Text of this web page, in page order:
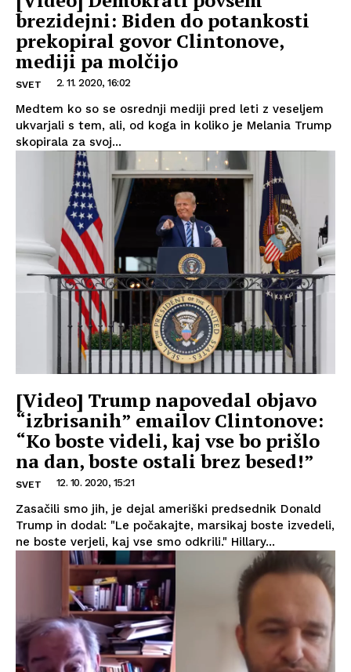
brezidejni: Biden do potankosti
prekopiral govor Clintonove,
mediji pa molčijo
SVET 2. 11. 2020, 16:02
Medtem ko so se osrednji mediji pred leti z veseljem
ukvarjali s tem, ali, od koga in koliko je Melania Trump
skopirala za svoj...
[Video] Trump napovedal objavo
“izbrisanih” emailov Clintonove:
“Ko boste videli, kaj vse bo prišlo
na dan, boste ostali brez besed!”
SVET 12. 10. 2020, 15:21
Zasačili smo jih, je dejal ameriški predsednik Donald
Trump in dodal: "Le počakajte, marsikaj boste izvedeli,
ne boste verjeli, kaj vse smo odkrili." Hillary...